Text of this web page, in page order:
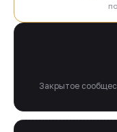
Закрытое